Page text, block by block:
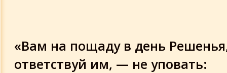
«Вам на пощаду в день
ответствуй им, — не уповать: